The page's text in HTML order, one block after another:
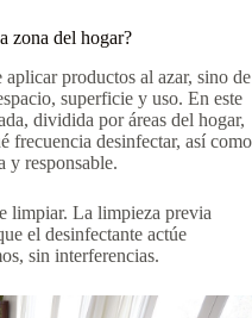
zona del hogar?
productos al azar, sino de
superficie y uso. En este
dividida por áreas del hogar,
frecuencia desinfectar, así como
y responsable.
limpiar. La limpieza previa
el desinfectante actúe
sin interferencias.